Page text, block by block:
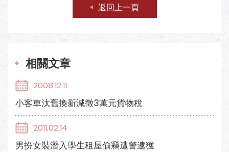
返回上一頁
相關文章
2008.12.11
小客車汰舊換新減徵3萬元貨物稅
2011.02.14
男扮女裝潛入學生租屋偷竊遭警逮獲